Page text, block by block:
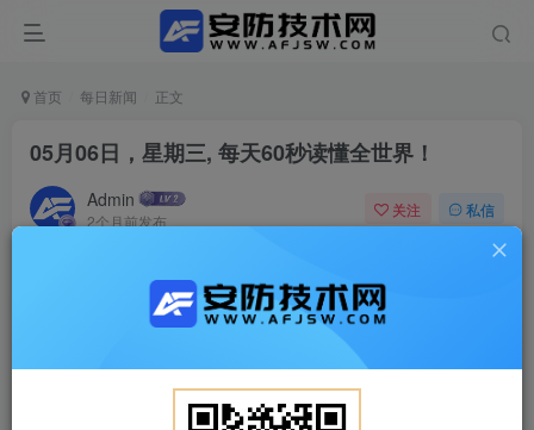
首页 每日新闻 正文
05月06日，星期三, 每天60秒读懂全世界！
Admin
2个月前发布
关注 私信